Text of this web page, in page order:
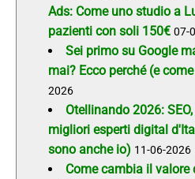
Ads: Come uno studio a
pazienti con soli 150€ 07-
Sei primo su Google
mai? Ecco perché (e
2026
Otellinando 2026:
migliori esperti digital
sono anche io) 11-06-2026
Come cambia il